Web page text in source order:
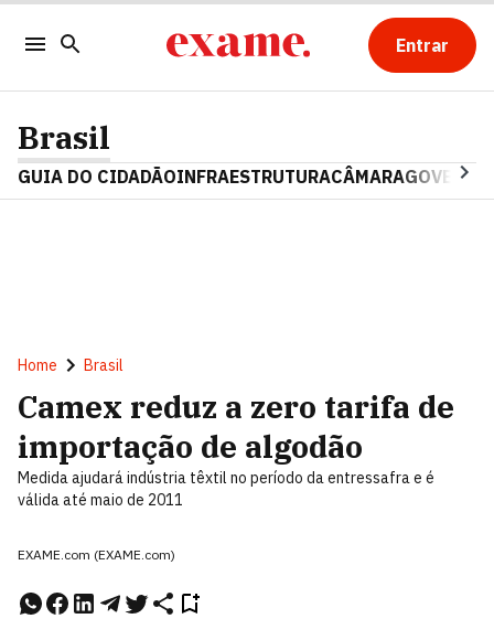
Entrar
Brasil
GUIA DO CIDADÃOINFRAESTRUTURACÂMARAGOVERNO
Home Brasil
Camex reduz a zero tarifa de
importação de algodão
Medida ajudará indústria têxtil no período da entressafra e é
válida até maio de 2011
EXAME.com (EXAME.com)